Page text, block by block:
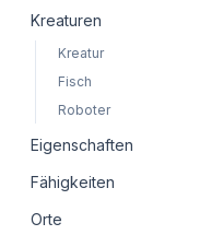
Kreaturen
Kreatur
Fisch
Roboter
Eigenschaften
Fähigkeiten
Orte